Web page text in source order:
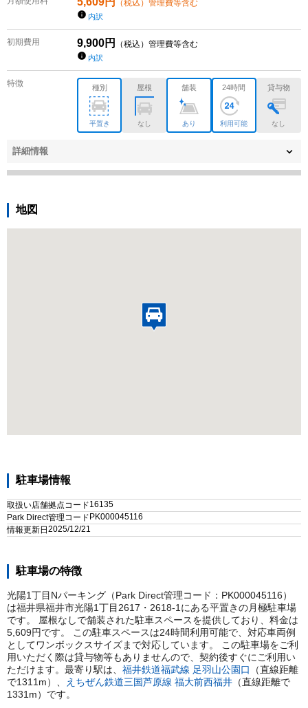
（税込）管理費等含む
内訳
初期費用 9,900円 （税込）管理費等含む
内訳
特徴 種別
平置き
屋根
なし
舗装
あり
24時間
利用可能
貸与物
なし
詳細情報
地図
駐車場情報
取扱い店舗拠点コード16135
Park Direct管理コード PK000045116
情報更新日 2025/12/21
駐車場の特徴
光陽1丁目Nパーキング（Park Direct管理コード：PK000045116）
は福井県福井市光陽1丁目2617・2618-1にある平置きの月極駐車場
です。 屋根なしで舗装された駐車スペースを提供しており、料金は
5,609円です。 この駐車スペースは24時間利用可能で、対応車両例
としてワンボックスサイズまで対応しています。 この駐車場をご利
用いただく際は貸与物等もありませんので、契約後すぐにご利用い
ただけます。 最寄り駅は、 福井鉄道福武線 足羽山公園口
（直線距離
で1311 m） えちぜん鉄道三国芦原線 福大前西福井 （直線距離で
1331 m） です。